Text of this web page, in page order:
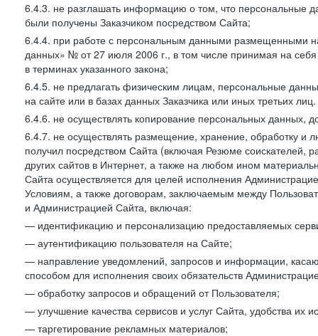
6.4.3. не разглашать информацию о том, что персональные
были получены Заказчиком посредством Сайта;
6.4.4. при работе с персональным данными размещенными
данных» № от 27 июля 2006 г., в том числе принимая на
в терминах указанного закона;
6.4.5. не предлагать физическим лицам, персональные
на сайте или в базах данных Заказчика или иных третьих лиц.
6.4.6. не осуществлять копирование персональных данных,
6.4.7. не осуществлять размещение, хранение, обработку и
получил посредством Сайта (включая Резюме
других сайтов в Интернет, а также на любом ином
Сайта осуществляется для целей исполнения
Условиям, а также договорам, заключаемым между
и Администрацией Сайта, включая:
— идентификацию и персонализацию предоставляемых
— аутентификацию пользователя на Сайте;
— направление уведомлений, запросов и информации,
способом для исполнения своих обязательств
— обработку запросов и обращений от Пользователя;
— улучшение качества сервисов и услуг Сайта, удобства их
— таргетирование рекламных материалов;